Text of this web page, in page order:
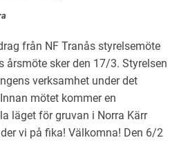
från NF Tranås styrelsemöte
årsmöte sker den 17/3. Styrelsen
verksamhet under det
mötet kommer en
läget för gruvan i Norra Kärr
vi på fika! Välkomna! Den 6/2